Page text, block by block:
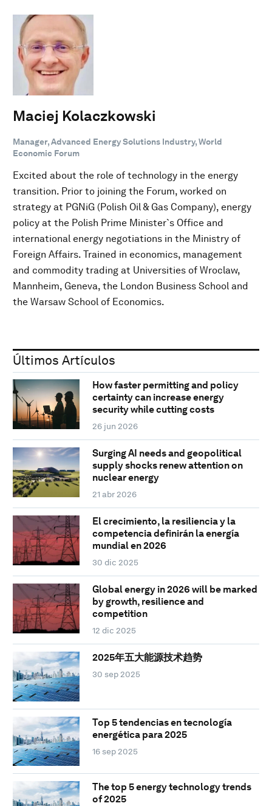
Maciej Kolaczkowski
Manager, Advanced Energy Solutions Industry, World
Economic Forum
Excited about the role of technology in the energy
transition. Prior to joining the Forum, worked on
strategy at PGNiG (Polish Oil & Gas Company), energy
policy at the Polish Prime Minister`s Office and
international energy negotiations in the Ministry of
Foreign Affairs. Trained in economics, management
and commodity trading at Universities of Wroclaw,
Mannheim, Geneva, the London Business School and
the Warsaw School of Economics.
Últimos Artículos
How faster permitting and policy
certainty can increase energy
security while cutting costs
26 jun 2026
Surging AI needs and geopolitical
supply shocks renew attention on
nuclear energy
21 abr 2026
El crecimiento, la resiliencia y la
competencia definirán la energía
mundial en 2026
30 dic 2025
Global energy in 2026 will be marked
by growth, resilience and
competition
12 dic 2025
2025年五大能源技术趋势
30 sep 2025
Top 5 tendencias en tecnología
energética para 2025
16 sep 2025
The top 5 energy technology trends
of 2025